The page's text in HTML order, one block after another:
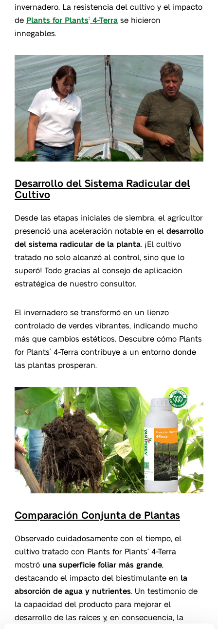
invernadero. La resistencia del cultivo y el impacto
de Plants for Plants® 4-Terra se hicieron
innegables.
Desarrollo del Sistema Radicular del
Cultivo
Desde las etapas iniciales de siembra, el agricultor
presenció una aceleración notable en el desarrollo
del sistema radicular de la planta. ¡El cultivo
tratado no solo alcanzó al control, sino que lo
superó! Todo gracias al consejo de aplicación
estratégica de nuestro consultor.
El invernadero se transformó en un lienzo
controlado de verdes vibrantes, indicando mucho
más que cambios estéticos. Descubre cómo Plants
for Plants®
4-Terra contribuye a un entorno donde
las plantas prosperan.
Comparación Conjunta de Plantas
Observado cuidadosamente con el tiempo, el
cultivo tratado con Plants for Plants®
4-Terra
mostró una superficie foliar más grande,
destacando el impacto del biestimulante en la
absorción de agua y nutrientes. Un testimonio de
la capacidad del producto para mejorar el
desarrollo de las raíces y, en consecuencia, la